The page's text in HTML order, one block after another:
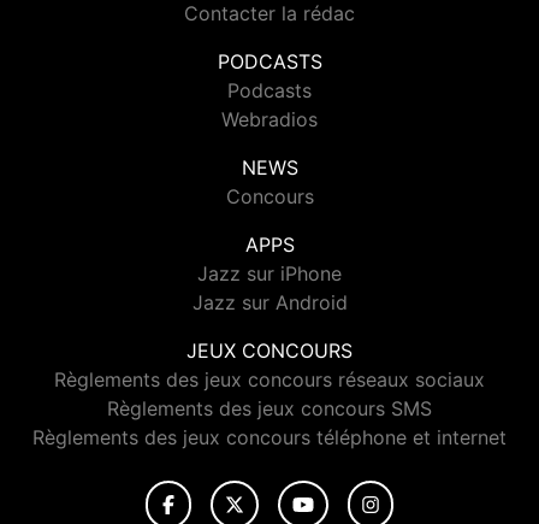
Contacter la rédac
PODCASTS
Podcasts
Webradios
NEWS
Concours
APPS
Jazz sur iPhone
Jazz sur Android
JEUX CONCOURS
Règlements des jeux concours réseaux sociaux
Règlements des jeux concours SMS
Règlements des jeux concours téléphone et internet